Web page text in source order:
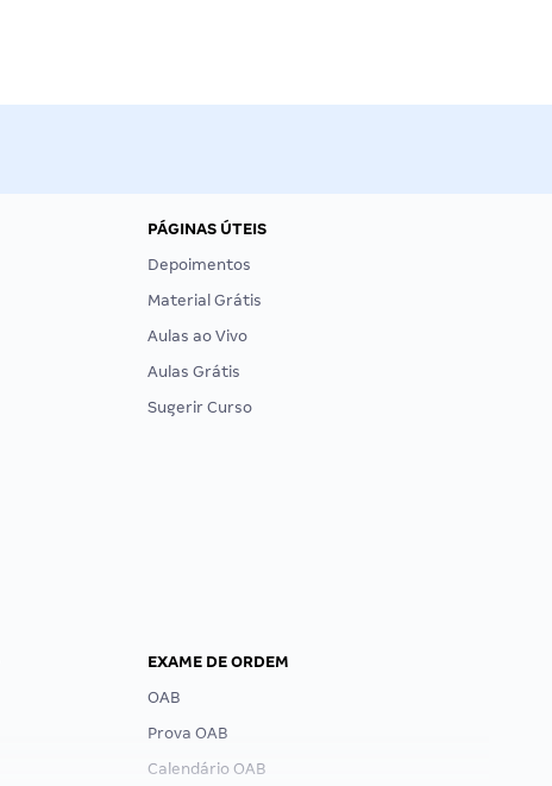
PÁGINAS ÚTEIS
Depoimentos
Material Grátis
Aulas ao Vivo
Aulas Grátis
Sugerir Curso
EXAME DE ORDEM
OAB
Prova OAB
Calendário OAB